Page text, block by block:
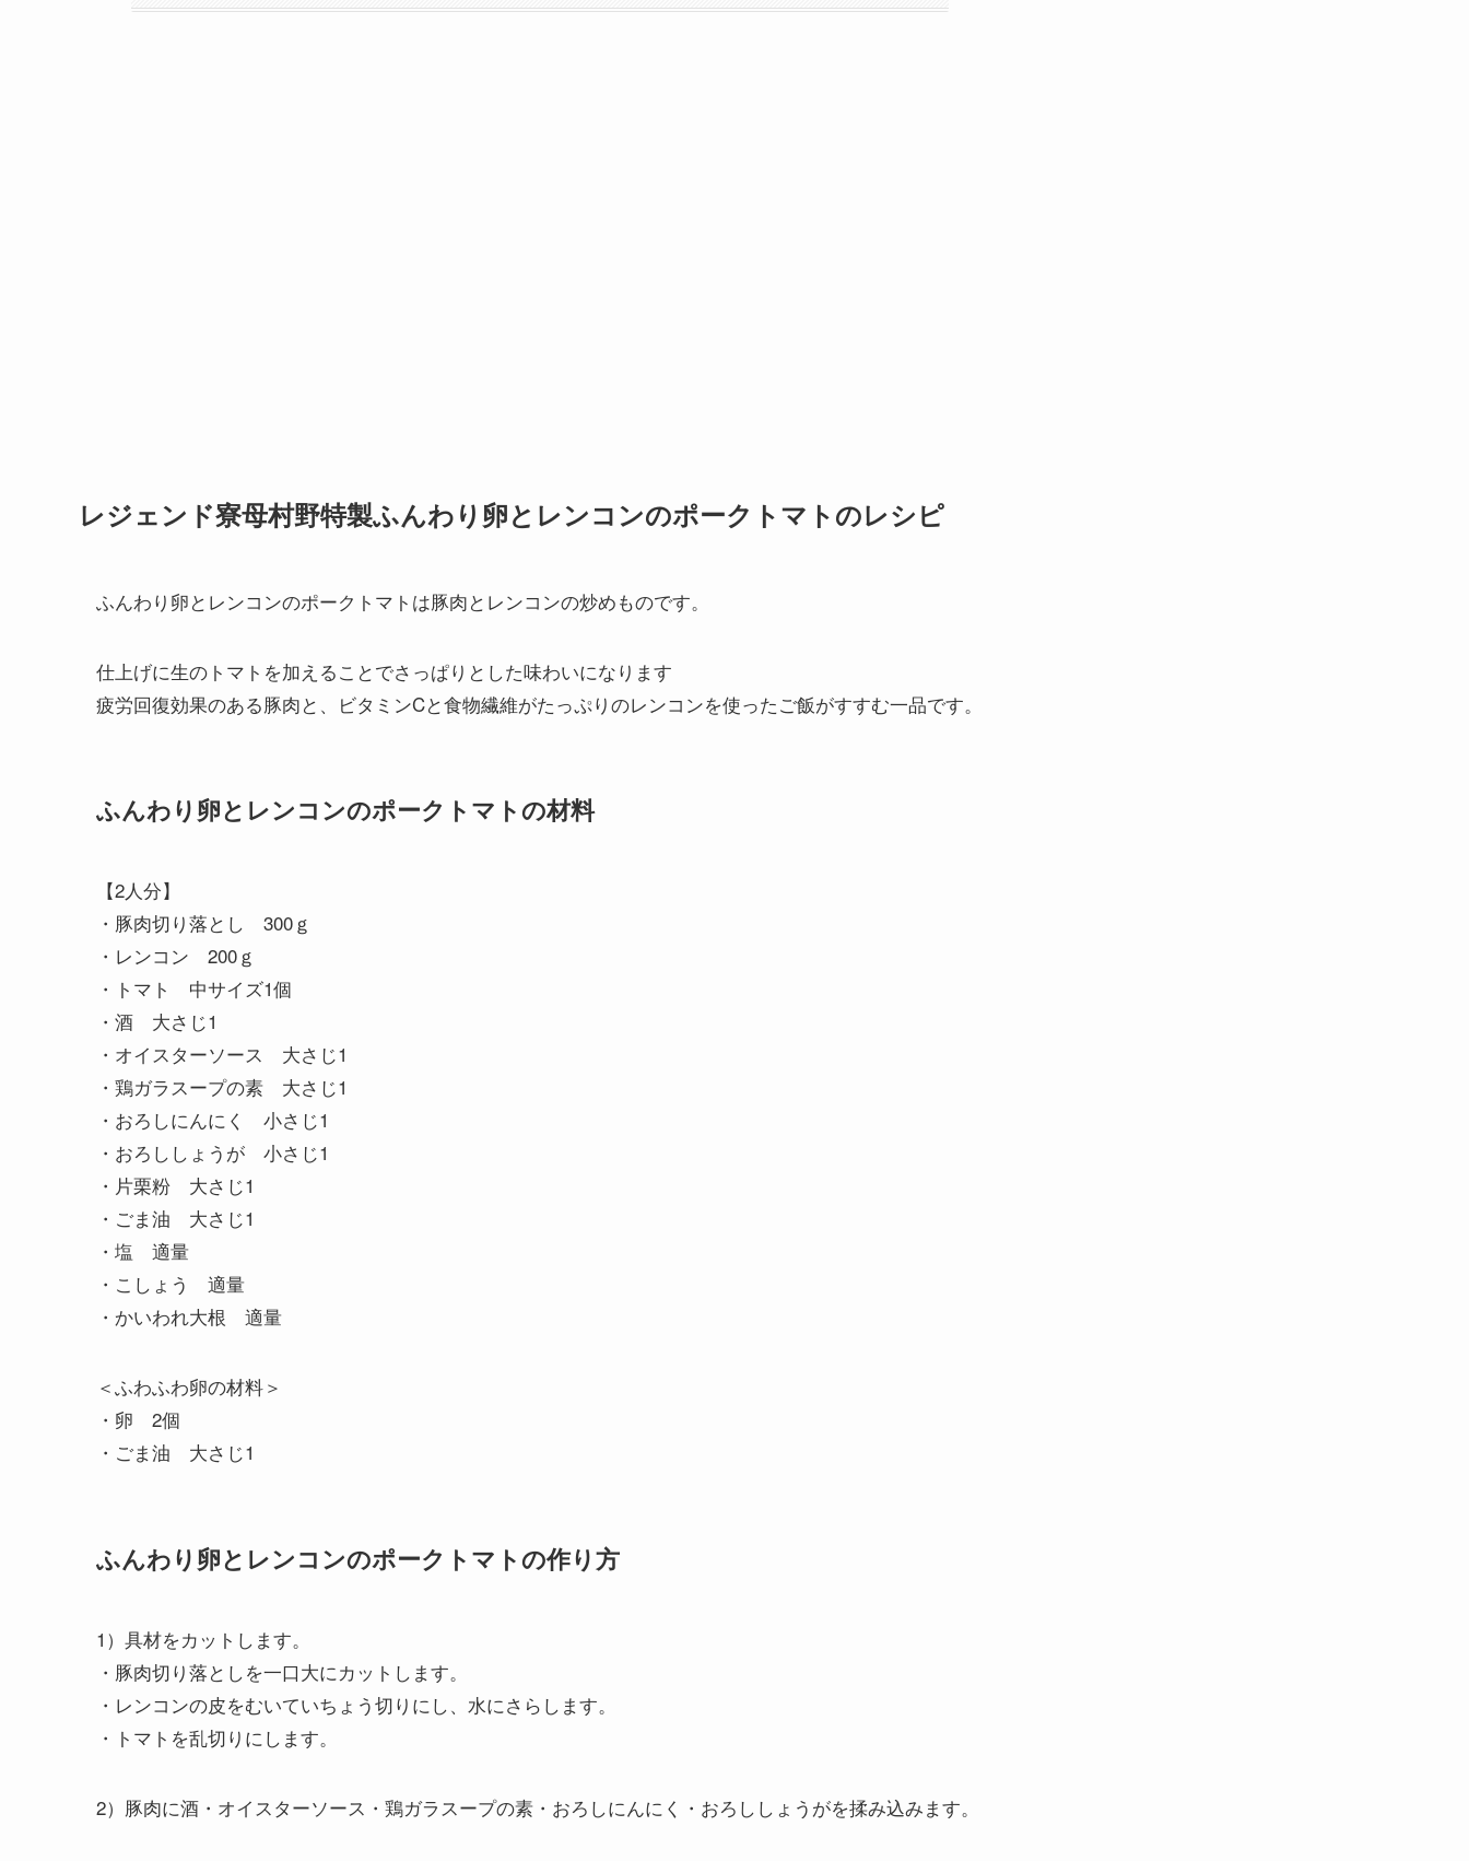
レジェンド寮母村野特製ふんわり卵とレンコンのポークトマトのレシピ
ふんわり卵とレンコンのポークトマトは豚肉とレンコンの炒めものです。
仕上げに生のトマトを加えることでさっぱりとした味わいになります
疲労回復効果のある豚肉と、ビタミンCと食物繊維がたっぷりのレンコンを使ったご飯がすすむ一品です。
ふんわり卵とレンコンのポークトマトの材料
【2人分】
・豚肉切り落とし 300ｇ
・レンコン 200ｇ
・トマト 中サイズ1個
・酒 大さじ1
・オイスターソース 大さじ1
・鶏ガラスープの素 大さじ1
・おろしにんにく 小さじ1
・おろししょうが 小さじ1
・片栗粉 大さじ1
・ごま油 大さじ1
・塩 適量
・こしょう 適量
・かいわれ大根 適量
＜ふわふわ卵の材料＞
・卵 2個
・ごま油 大さじ1
ふんわり卵とレンコンのポークトマトの作り方
1）具材をカットします。
・豚肉切り落としを一口大にカットします。
・レンコンの皮をむいていちょう切りにし、水にさらします。
・トマトを乱切りにします。
2）豚肉に酒・オイスターソース・鶏ガラスープの素・おろしにんにく・おろししょうがを揉み込みます。